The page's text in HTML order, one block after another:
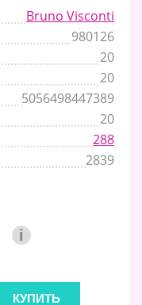
Bruno Visconti
980126
20
20
5056498447389
20
288
2839
i